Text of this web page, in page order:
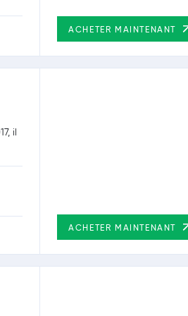
ACHETER MAINTENANT
il
ACHETER MAINTENANT